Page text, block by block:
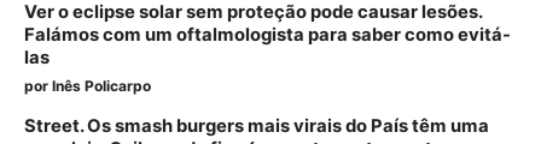
Ver o eclipse solar sem proteção pode causar lesões.
Falámos com um oftalmologista para saber como evitá-
las
por Inês Policarpo
Street. Os smash burgers mais virais do País têm uma